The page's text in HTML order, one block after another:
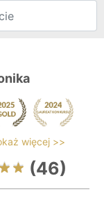
więcej >>
(46)